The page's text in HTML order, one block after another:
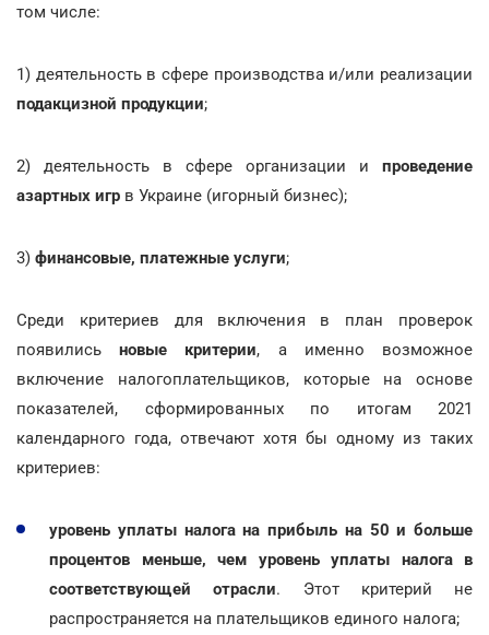
том числе:
1) деятельность в сфере производства и/или реализации
подакцизной продукции;
2) деятельность в сфере организации и проведение
азартных игр в Украине (игорный бизнес);
3) финансовые, платежные услуги;
Среди критериев для включения в план проверок
появилисьновые критерии, а именно возможное
включение налогоплательщиков, которые на основе
показателей, сформированных по итогам 2021
календарного года, отвечают хотя бы одному из таких
критериев:
уровень уплаты налога на прибыль на 50 и больше
процентов меньше, чем уровень уплаты налога в
соответствующей отрасли. Этот критерий не
распространяется на плательщиков единого налога;